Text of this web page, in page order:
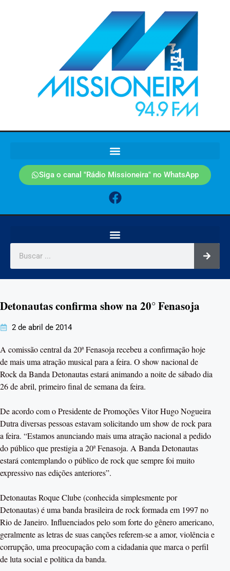
Siga o canal "Rádio Missioneira" no WhatsApp
Detonautas confirma show na 20° Fenasoja
2 de abril de 2014
A comissão central da 20ª Fenasoja recebeu a confirmação hoje
de mais uma atração musical para a feira. O show nacional de
Rock da Banda Detonautas estará animando a noite de sábado dia
26 de abril, primeiro final de semana da feira.
De acordo com o Presidente de Promoções Vitor Hugo Nogueira
Dutra diversas pessoas estavam solicitando um show de rock para
a feira. “Estamos anunciando mais uma atração nacional a pedido
do público que prestigia a 20ª Fenasoja. A Banda Detonautas
estará contemplando o público de rock que sempre foi muito
expressivo nas edições anteriores”.
Detonautas Roque Clube (conhecida simplesmente por
Detonautas) é uma banda brasileira de rock formada em 1997 no
Rio de Janeiro. Influenciados pelo som forte do gênero americano,
geralmente as letras de suas canções referem-se a amor, violência e
corrupção, uma preocupação com a cidadania que marca o perfil
de luta social e política da banda.